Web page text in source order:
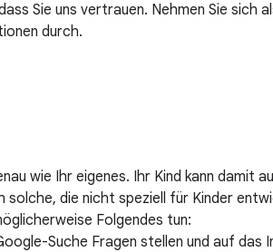
Sie uns vertrauen. Nehmen Sie sich
durch.
wie Ihr eigenes. Ihr Kind kann damit
solche, die nicht speziell für Kinder
Folgendes tun:
Suche Fragen stellen und auf das